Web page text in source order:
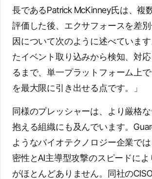
長であるPatrick McKinney氏は、複
評価した後、エクサフォースを差
因について次のように述べていま
たイベント取り込みから検知、対
るまで、単一プラットフォーム上
を最大限に引き出せる点です。」
同様のプレッシャーは、より厳格
抱える組織にも及んでいます。
ようなバイオテクノロジー企業で
密性とAI主導型攻撃のスピードに
がほとんどありません。同社の